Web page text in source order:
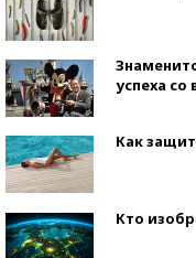
успеха
Как
Кто